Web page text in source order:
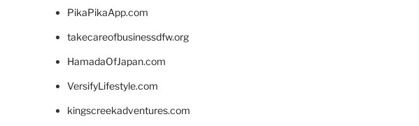
PikaPikaApp.com
takecareofbusinessdfw.org
HamadaOfJapan.com
VersifyLifestyle.com
kingscreekadventures.com